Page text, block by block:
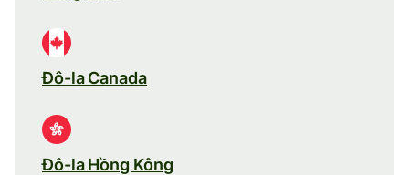
Đô-la Canada
Đô-la Hồng Kông